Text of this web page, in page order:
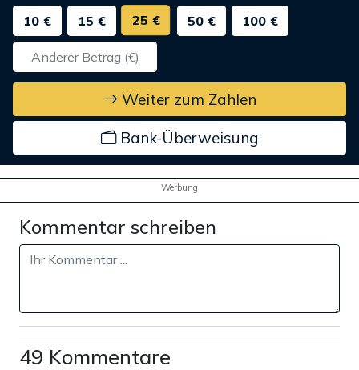
10 €
15 € 25 € 50 € 100 €
Weiter zum Zahlen
Bank-Überweisung
Werbung
Kommentar schreiben
49 Kommentare